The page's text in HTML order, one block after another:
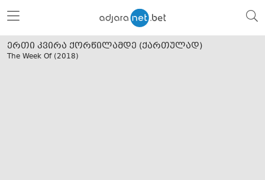
ერთი კვირა ქორწილამდე (ქართულად)
The Week Of (2018)